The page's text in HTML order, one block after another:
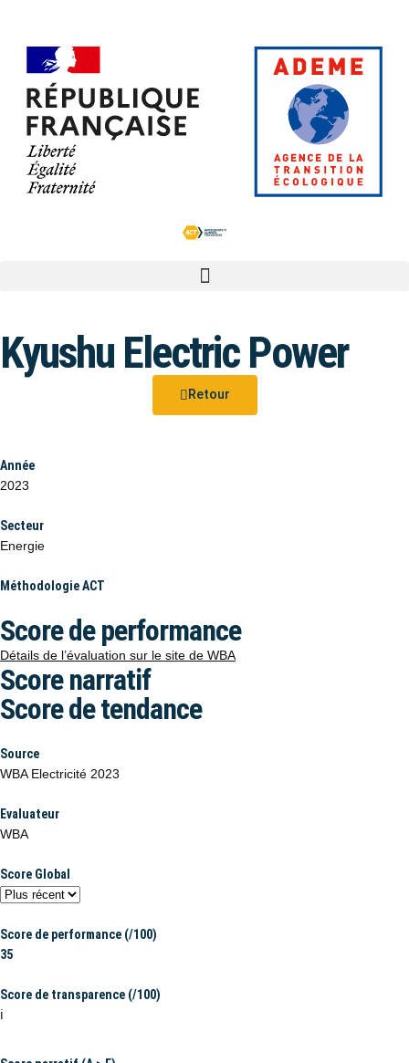
Kyushu Electric Power
Retour
Année
2023
Secteur
Energie
Méthodologie ACT
Score de performance
Détails de l’évaluation sur le site de WBA
Score narratif
Score de tendance
Source
WBA Electricité 2023
Evaluateur
WBA
Score Global
Score de performance (/100)
35
Score de transparence (/100)
ℹ️